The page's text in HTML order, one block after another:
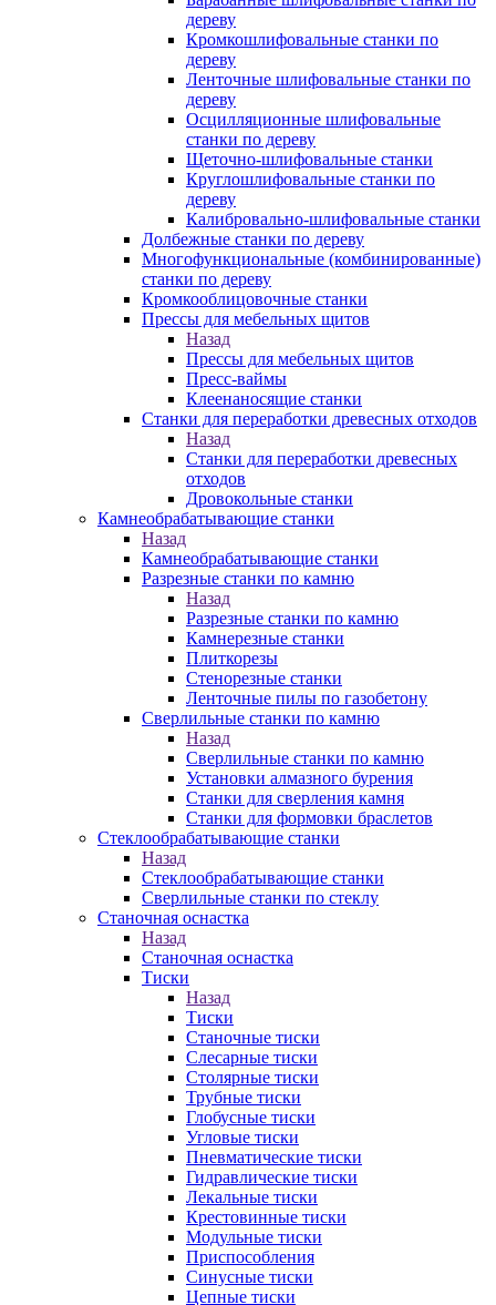
дереву
Кромкошлифовальные станки по
дереву
Ленточные шлифовальные станки по
дереву
Осцилляционные шлифовальные
станки по дереву
Щеточно-шлифовальные станки
Круглошлифовальные станки по
дереву
Калибровально-шлифовальные станки
Долбежные станки по дереву
Многофункциональные (комбинированные)
станки по дереву
Кромкооблицовочные станки
Прессы для мебельных щитов
Назад
Прессы для мебельных щитов
Пресс-ваймы
Клеенаносящие станки
Станки для переработки древесных отходов
Назад
Станки для переработки древесных
отходов
Дровокольные станки
Камнеобрабатывающие станки
Назад
Камнеобрабатывающие станки
Разрезные станки по камню
Назад
Разрезные станки по камню
Камнерезные станки
Плиткорезы
Стенорезные станки
Ленточные пилы по газобетону
Сверлильные станки по камню
Назад
Сверлильные станки по камню
Установки алмазного бурения
Станки для сверления камня
Станки для формовки браслетов
Стеклообрабатывающие станки
Назад
Стеклообрабатывающие станки
Сверлильные станки по стеклу
Станочная оснастка
Назад
Станочная оснастка
Тиски
Назад
Тиски
Станочные тиски
Слесарные тиски
Столярные тиски
Трубные тиски
Глобусные тиски
Угловые тиски
Пневматические тиски
Гидравлические тиски
Лекальные тиски
Крестовинные тиски
Модульные тиски
Приспособления
Синусные тиски
Цепные тиски